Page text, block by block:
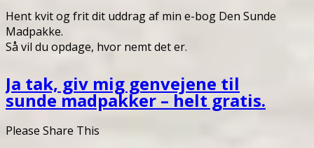
Hent kvit og frit dit uddrag af min e-bog Den Sunde
Madpakke.
Så vil du opdage, hvor nemt det er.
Ja tak, giv mig genvejene til
sunde madpakker – helt gratis.
Please Share This